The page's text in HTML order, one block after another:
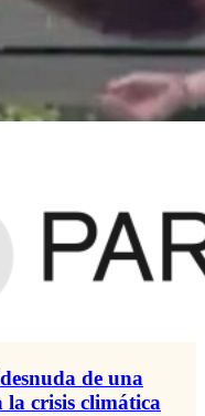
de una
crisis climática